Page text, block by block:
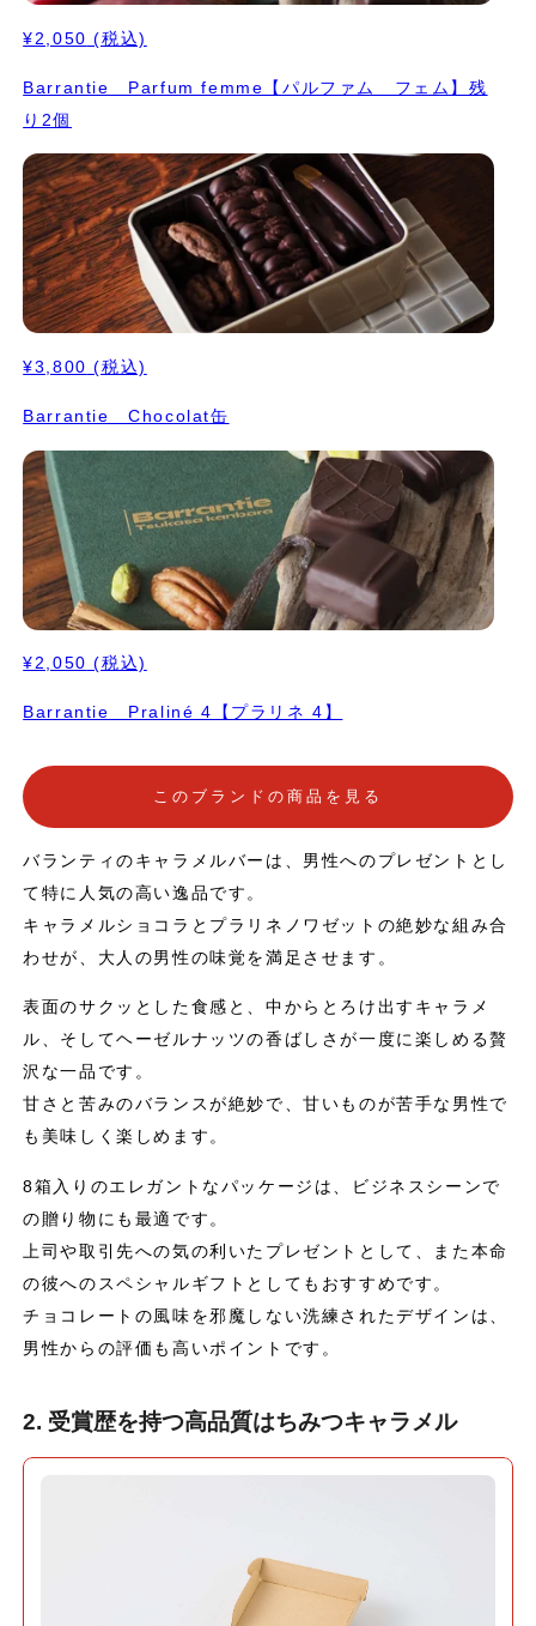
¥2,050 (税込)
Barrantie Parfum femme【パルファム フェム】残
り2個
¥3,800 (税込)
Barrantie Chocolat缶
¥2,050 (税込)
Barrantie Praliné 4【プラリネ 4】
このブランドの商品を見る
バランティのキャラメルバーは、男性へのプレゼントとし
て特に人気の高い逸品です。
キャラメルショコラとプラリネノワゼットの絶妙な組み合
わせが、大人の男性の味覚を満足させます。
表面のサクッとした食感と、中からとろけ出すキャラメ
ル、そしてヘーゼルナッツの香ばしさが一度に楽しめる贅
沢な一品です。
甘さと苦みのバランスが絶妙で、甘いものが苦手な男性で
も美味しく楽しめます。
8箱入りのエレガントなパッケージは、ビジネスシーンで
の贈り物にも最適です。
上司や取引先への気の利いたプレゼントとして、また本命
の彼へのスペシャルギフトとしてもおすすめです。
チョコレートの風味を邪魔しない洗練されたデザインは、
男性からの評価も高いポイントです。
2. 受賞歴を持つ高品質はちみつキャラメル